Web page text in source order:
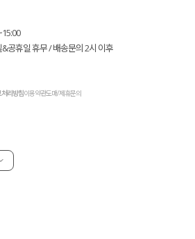
공휴일 휴무 / 배송문의 2시 이후
리방침이용약관도매/제휴문의